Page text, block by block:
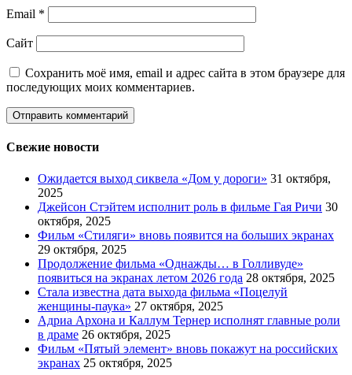
Email *
Сайт
Сохранить моё имя, email и адрес сайта в этом браузере для
последующих моих комментариев.
Свежие новости
Ожидается выход сиквела «Дом у дороги» 31 октября,
2025
Джейсон Стэйтем исполнит роль в фильме Гая Ричи 30
октября, 2025
Фильм «Стиляги» вновь появится на больших экранах
29 октября, 2025
Продолжение фильма «Однажды… в Голливуде»
появиться на экранах летом 2026 года 28 октября, 2025
Стала известна дата выхода фильма «Поцелуй
женщины-паука» 27 октября, 2025
Адриа Архона и Каллум Тернер исполнят главные роли
в драме 26 октября, 2025
Фильм «Пятый элемент» вновь покажут на российских
экранах 25 октября, 2025